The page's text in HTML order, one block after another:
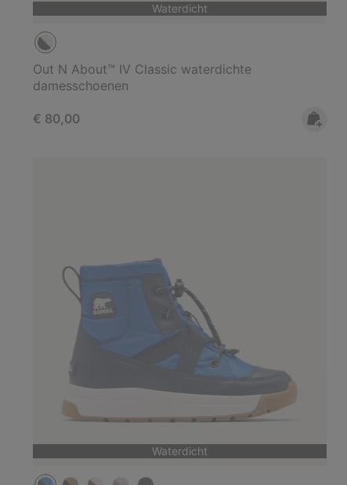
Waterdicht
Out N About™ IV Classic waterdichte
damesschoenen
Regular price:
€ 80,00
Waterdicht